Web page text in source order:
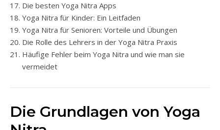
Die besten Yoga Nitra Apps
Yoga Nitra für Kinder: Ein Leitfaden
Yoga Nitra für Senioren: Vorteile und Übungen
Die Rolle des Lehrers in der Yoga Nitra Praxis
Häufige Fehler beim Yoga Nitra und wie man sie
vermeidet
Die Grundlagen von Yoga